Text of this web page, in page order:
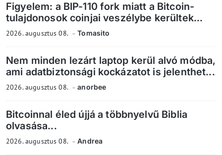
Figyelem: a BIP-110 fork miatt a Bitcoin-
tulajdonosok coinjai veszélybe kerültek...
2026. augusztus 08. Tomasito
Nem minden lezárt laptop kerül alvó módba,
ami adatbiztonsági kockázatot is jelenthet...
2026. augusztus 08. anorbee
Bitcoinnal éled újjá a többnyelvű Biblia
olvasása...
2026. augusztus 08. Andrea